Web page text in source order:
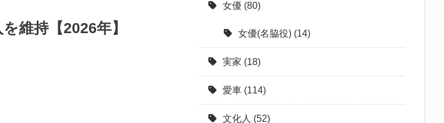
維持【2026年】
女優 (80)
女優(名脇役) (14)
実家 (18)
愛車 (114)
文化人 (52)